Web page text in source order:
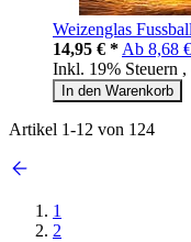
Weizenglas
14,95 € * Ab 8,68
Inkl. 19% Steuern ,
In den Warenkorb
Artikel 1-12 von 124
1
2